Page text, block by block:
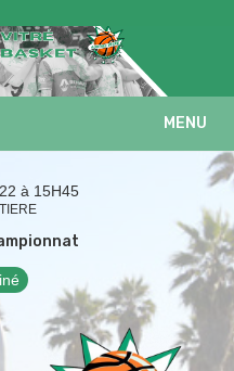
MENU
à 15H45